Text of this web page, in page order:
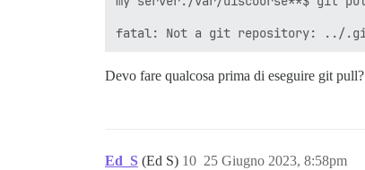
Devo fare qualcosa prima di eseguire git
Ed_S (Ed S) 25 Giugno 2023, 8:58pm
10